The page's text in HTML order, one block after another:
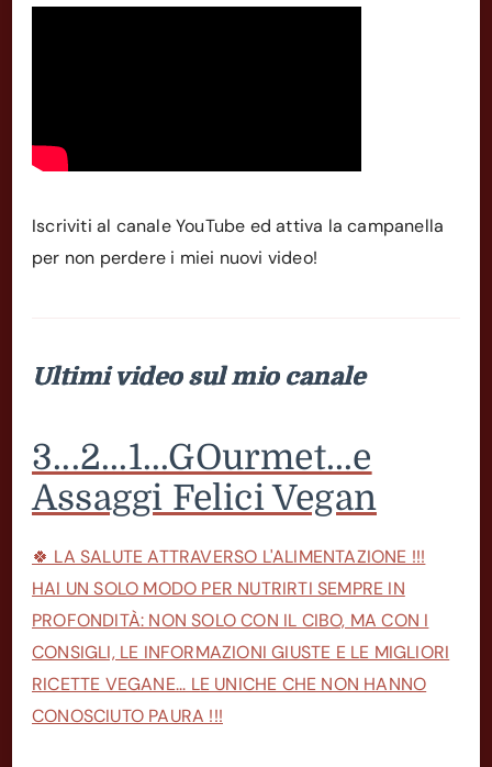
Iscriviti al canale YouTube ed attiva la campanella
per non perdere i miei nuovi video!
Ultimi video sul mio canale
3...2...1...GOurmet...e
Assaggi Felici Vegan
🍀 LA SALUTE ATTRAVERSO L'ALIMENTAZIONE !!!
HAI UN SOLO MODO PER NUTRIRTI SEMPRE IN
PROFONDITÀ: NON SOLO CON IL CIBO, MA CON I
CONSIGLI, LE INFORMAZIONI GIUSTE E LE MIGLIORI
RICETTE VEGANE... LE UNICHE CHE NON HANNO
CONOSCIUTO PAURA !!!